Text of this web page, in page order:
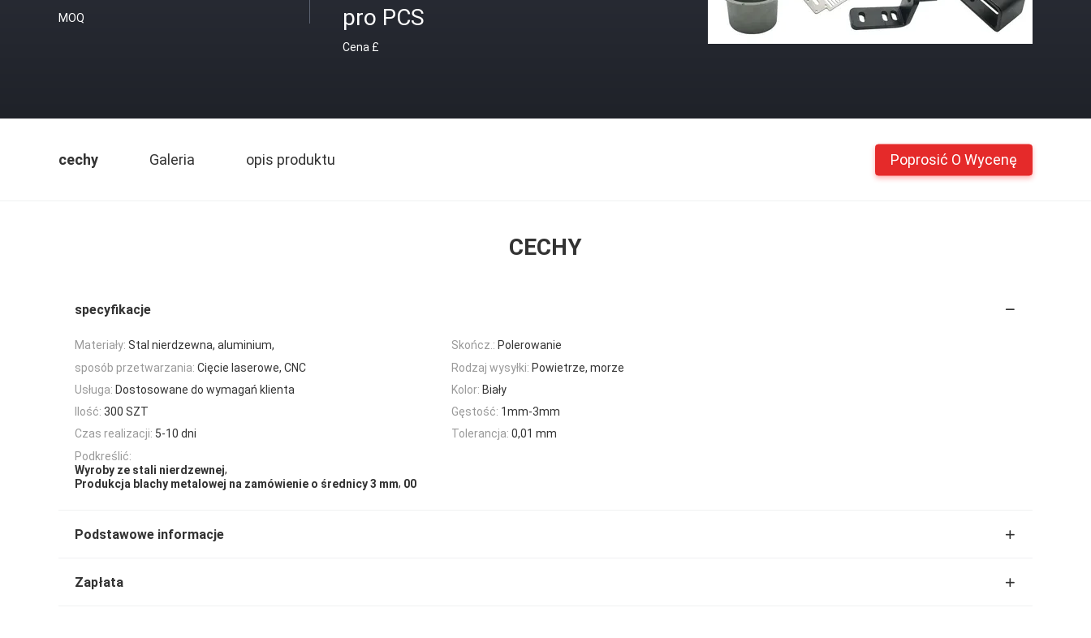
MOQ
pro PCS
Cena £
cechy Galeria opis produktu Poprosić O Wycenę
CECHY
specyfikacje
Materiały: Stal nierdzewna, aluminium, Skończ.: Polerowanie
sposób przetwarzania: Cięcie laserowe, CNC Rodzaj wysyłki: Powietrze, morze
Usługa: Dostosowane do wymagań klienta Kolor: Biały
Ilość: 300 SZT Gęstość: 1mm-3mm
Czas realizacji: 5-10 dni Tolerancja: 0,01 mm
Podkreślić:
Wyroby ze stali nierdzewnej,
Produkcja blachy metalowej na zamówienie o średnicy 3 mm, 00
Podstawowe informacje
Zapłata